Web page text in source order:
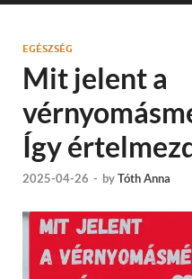
EGÉSZSÉG
Mit jelent a
Így
2025-04-26 - byTóth Anna